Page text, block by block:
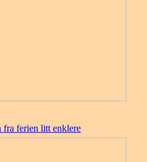
fra ferien litt enklere